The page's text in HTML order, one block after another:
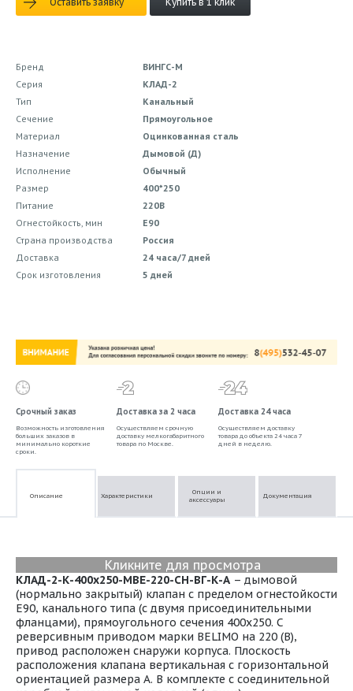
Бренд
ВИНГС-М
Серия
КЛАД-2
Тип
Канальный
Сечение
Прямоугольное
Материал
Оцинкованная сталь
Назначение
Дымовой (Д)
Исполнение
Обычный
Размер
400*250
Питание
220В
Огнестойкость, мин
E90
Страна производства
Россия
Доставка
24 часа/7 дней
Срок изготовления
5 дней
Срочный заказ
Возможность изготовления
больших заказов в
минимально короткие
сроки.
Доставка за 2 часа
Осуществляем срочную
доставку мелкогабаритного
товара по Москве.
Доставка 24 часа
Осуществляем доставку
товара до объекта 24 часа 7
дней в неделю.
Описание Характеристики
Опции и
аксессуары
Документация
Кликните для просмотра
КЛАД-2-К-400x250-МВЕ-220-СН-ВГ-К-А – дымовой
(нормально закрытый) клапан с пределом огнестойкости
E90, канального типа (с двумя присоединительными
фланцами), прямоугольного сечения 400x250. С
реверсивным приводом марки BELIMO на 220 (В),
привод расположен снаружи корпуса. Плоскость
расположения клапана вертикальная с горизонтальной
ориентацией размера А. В комплекте с соединительной